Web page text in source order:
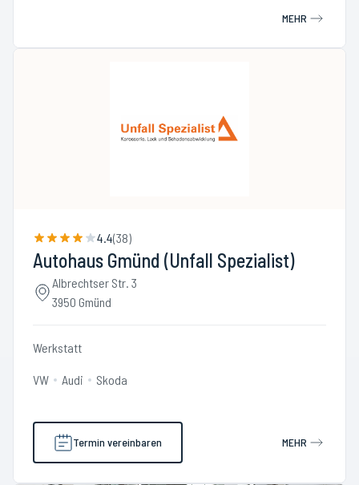
MEHR
4.4(38)
Autohaus Gmünd (Unfall Spezialist)
Albrechtser Str. 3
3950 Gmünd
Werkstatt
VW Audi Skoda
Termin vereinbaren MEHR